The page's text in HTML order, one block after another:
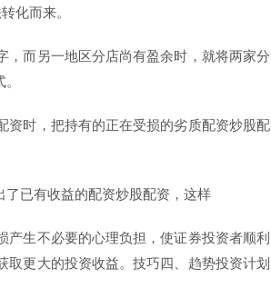
化而来。
而另一地区分店尚有盈余时，就将两家分
时，把持有的正在受损的劣质配资炒股配
已有收益的配资炒股配资，这样
生不必要的心理负担，使证券投资者顺利
更大的投资收益。技巧四、趋势投资计划